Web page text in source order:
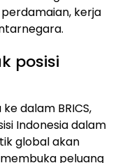
kerja
posisi
dalam BRICS,
Indonesia dalam
global akan
peluang